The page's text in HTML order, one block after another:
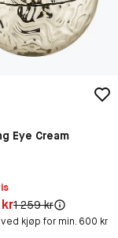
Eye Cream
kr
Original pris:
1 259 kr
kjøp for min. 600 kr